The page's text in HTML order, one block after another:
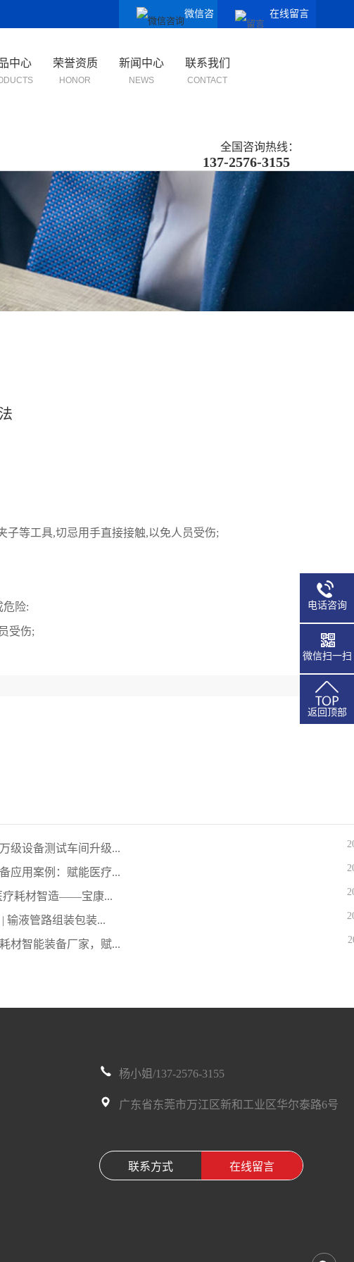
微信咨 在线留言
中心 荣誉资质
HONOR
新闻中心
NEWS
联系我们
CONTACT
全国咨询热线：
137-2576-3155
子等工具,切忌用手直接接触,以免人员受伤;
危险:
受伤;
级设备测试车间升级...
应用案例：赋能医疗...
疗耗材智造——宝康...
输液管路组装包装...
材智能装备厂家，赋...
杨小姐/137-2576-3155
广东省东莞市万江区新和工业区华尔泰路6号
联系方式 在线留言
电话咨询
微信扫一扫
返回顶部